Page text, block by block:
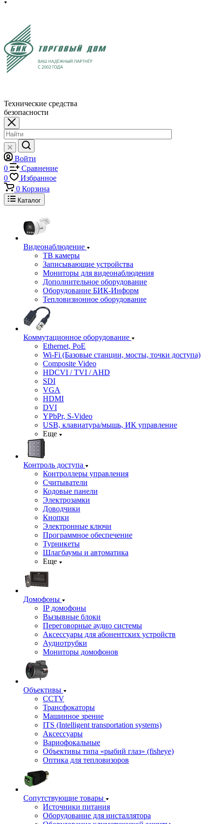
Технические средства
безопасности
Войти
0
Сравнение
0
Избранное
0 Корзина
Каталог
Видеонаблюдение
ТВ камеры
Записывающие устройства
Мониторы для видеонаблюдения
Дополнительное оборудование
Оборудование БИК-Информ
Тепловизионное оборудование
Коммутационное оборудование
Ethernet, PoE
Wi-Fi (Базовые станции, мосты, точки доступа)
Composite Video
HDCVI / TVI / AHD
SDI
VGA
HDMI
DVI
YPbPr, S-Video
USB, клавиатура/мышь, ИК управление
Еще
Контроль доступа
Контроллеры управления
Считыватели
Кодовые панели
Электрозамки
Доводчики
Кнопки
Электронные ключи
Программное обеспечение
Турникеты
Шлагбаумы и автоматика
Еще
Домофоны
IP домофоны
Вызывные блоки
Переговорные аудио системы
Аксессуары для абонентских устройств
Аудиотрубки
Мониторы домофонов
Объективы
CCTV
Трансфокаторы
Машинное зрение
ITS (Intelligent transportation systems)
Аксессуары
Вариофокальные
Объективы типа «рыбий глаз» (fisheye)
Оптика для тепловизоров
Сопутствующие товары
Источники питания
Оборудование для инсталлятора